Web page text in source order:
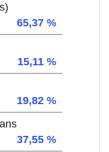
65,37 %
15,11 %
19,82 %
37,55 %